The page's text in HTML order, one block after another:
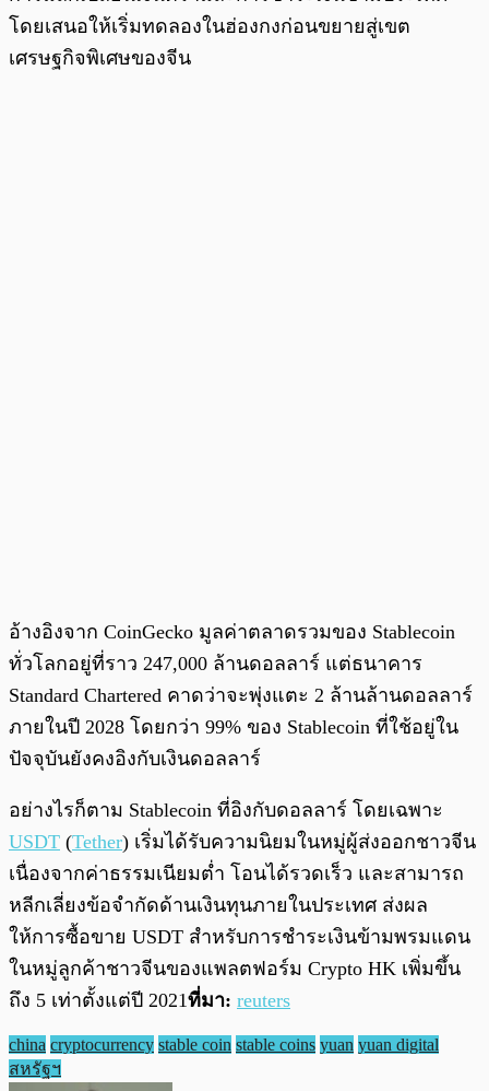
โดยเสนอให้เริ่มทดลองในฮ่องกงก่อนขยายสู่เขต
เศรษฐกิจพิเศษของจีน
อ้างอิงจาก CoinGecko มูลค่าตลาดรวมของ Stablecoin
ทั่วโลกอยู่ที่ราว 247,000 ล้านดอลลาร์ แต่ธนาคาร
Standard Chartered คาดว่าจะพุ่งแตะ 2 ล้านล้านดอลลาร์
ภายในปี 2028 โดยกว่า 99% ของ Stablecoin ที่ใช้อยู่ใน
ปัจจุบันยังคงอิงกับเงินดอลลาร์
อย่างไรก็ตาม Stablecoin ที่อิงกับดอลลาร์ โดยเฉพาะ
USDT (Tether) เริ่มได้รับความนิยมในหมู่ผู้ส่งออกชาวจีน
เนื่องจากค่าธรรมเนียมต่ำ โอนได้รวดเร็ว และสามารถ
หลีกเลี่ยงข้อจำกัดด้านเงินทุนภายในประเทศ ส่งผล
ให้การซื้อขาย USDT สำหรับการชำระเงินข้ามพรมแดน
ในหมู่ลูกค้าชาวจีนของแพลตฟอร์ม Crypto HK เพิ่มขึ้น
ถึง 5 เท่าตั้งแต่ปี 2021ที่มา: reuters
china cryptocurrency stable coin stable coins yuan yuan digital
สหรัฐฯ